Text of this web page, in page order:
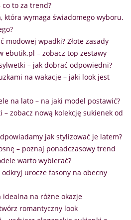
to za trend?
która wymaga świadomego wyboru.
modowej wpadki? Złote zasady
ebutik.pl – zobacz top zestawy
– jak dobrać odpowiedni?
na wakacje – jaki look jest
na lato – na jaki model postawić?
zobacz nową kolekcję sukienek od
jak stylizować je latem?
– poznaj ponadczasowy trend
warto wybierać?
urocze fasony na obecny
idealna na różne okazje
romantyczny look